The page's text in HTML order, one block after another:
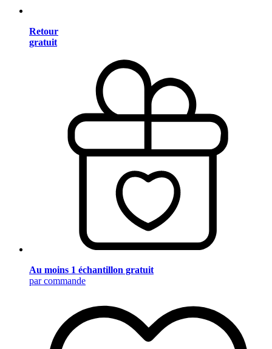
Retour
gratuit
Au moins 1 échantillon gratuit
par commande